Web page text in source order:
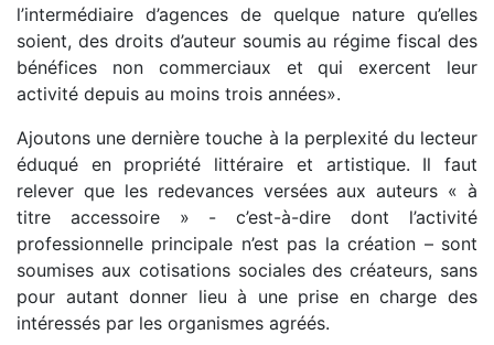
l’intermédiaire d’agences de quelque nature qu’elles
soient, des droits d’auteur soumis au régime fiscal des
bénéfices non commerciaux et qui exercent leur
activité depuis au moins trois années».
Ajoutons une dernière touche à la perplexité du lecteur
éduqué en propriété littéraire et artistique. Il faut
relever que les redevances versées aux auteurs « à
titre accessoire » - c’est-à-dire dont l’activité
professionnelle principale n’est pas la création – sont
soumises aux cotisations sociales des créateurs, sans
pour autant donner lieu à une prise en charge des
intéressés par les organismes agréés.